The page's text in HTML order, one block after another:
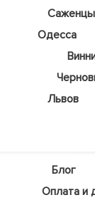
Саженцы
Одесса
Львов
Блог
Оплата и